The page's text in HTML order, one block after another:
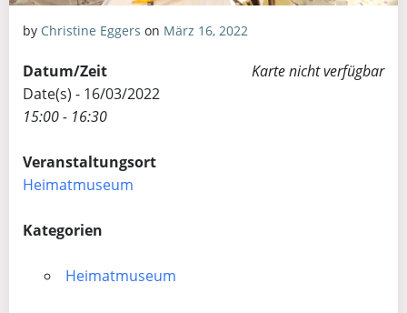
by Christine Eggers on März 16, 2022
Karte nicht verfügbar
Datum/Zeit
Date(s) - 16/03/2022
15:00 - 16:30
Veranstaltungsort
Heimatmuseum
Kategorien
Heimatmuseum